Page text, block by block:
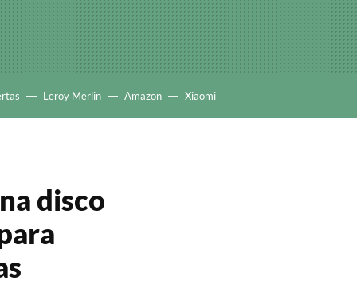
Leroy Merlin Amazon Xiaomi
disco